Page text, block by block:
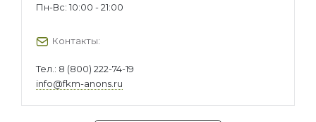
Пн-Вс: 10:00 - 21:00
Контакты:
Тел.: 8 (800) 222-74-19
info@fkm-anons.ru